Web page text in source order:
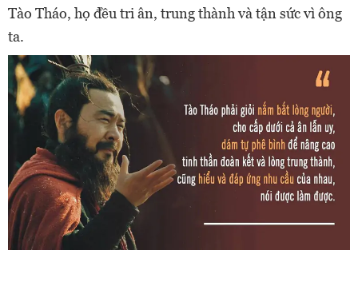
Tào Tháo, họ đều tri ân, trung thành và tận sức vì ông
ta.